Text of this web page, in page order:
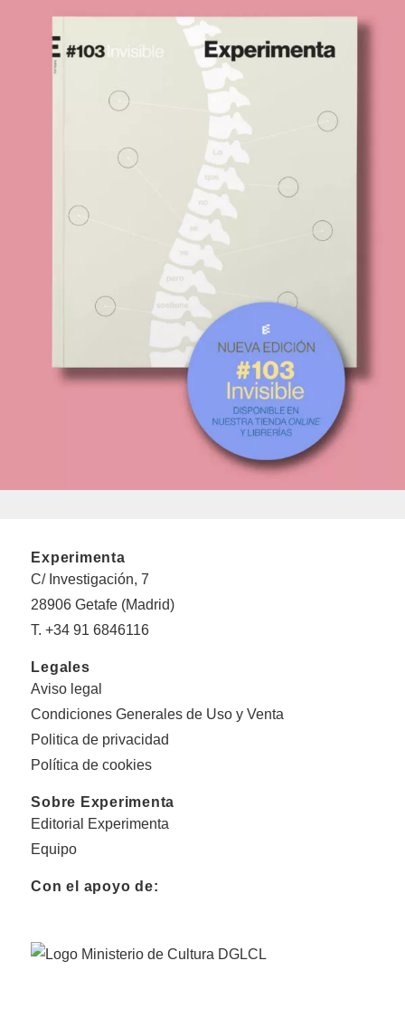
Experimenta
C/ Investigación, 7
28906 Getafe (Madrid)
T. +34 91 6846116
Legales
Aviso legal
Condiciones Generales de Uso y Venta
Politica de privacidad
Política de cookies
Sobre Experimenta
Editorial Experimenta
Equipo
Con el apoyo de: